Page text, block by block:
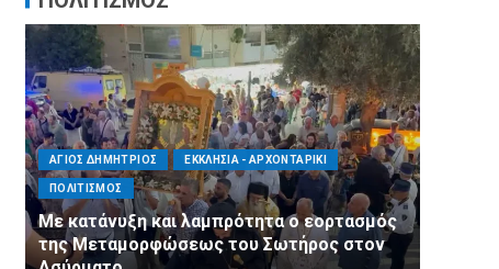
ΑΓΙΟΣ ΔΗΜΗΤΡΙΟΣ ΕΚΚΛΗΣΙΑ - ΑΡΧΟΝΤΑΡΙΚΙ
ΠΟΛΙΤΙΣΜΟΣ
Με κατάνυξη και λαμπρότητα ο εορτασμός
της Μεταμορφώσεως του Σωτήρος στον